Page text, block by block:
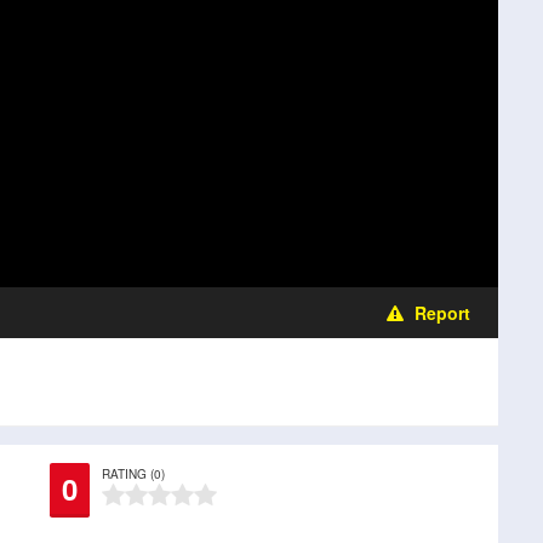
Report
0 RATING (0)